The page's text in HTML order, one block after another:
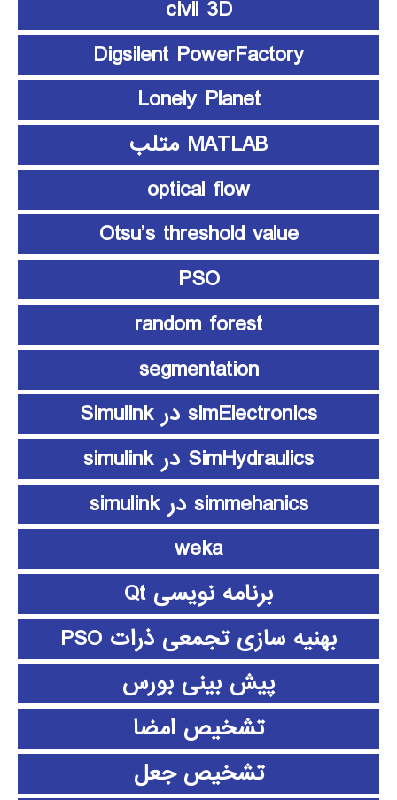
civil 3D
Digsilent PowerFactory
Lonely Planet
MATLAB متلب
optical flow
Otsu’s threshold value
PSO
random forest
segmentation
simElectronics در Simulink
SimHydraulics در simulink
simmehanics در simulink
weka
برنامه نویسی Qt
بهنیه سازی تجمعی ذرات PSO
پیش بینی بورس
تشخیص امضا
تشخیص جعل